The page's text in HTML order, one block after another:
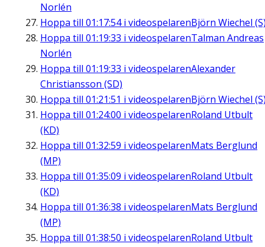
Norlén
Hoppa till 01:17:54i videospelarenBjörn Wiechel
Hoppa till 01:19:33 i videospelarenTalman Andreas
Norlén
Hoppa till 01:19:33 i videospelarenAlexander
Christiansson (SD)
Hoppa till 01:21:51 i videospelarenBjörn Wiechel
Hoppa till 01:24:00 i videospelarenRoland Utbult
(KD)
Hoppa till 01:32:59 i videospelarenMats Berglund
(MP)
Hoppa till 01:35:09 i videospelarenRoland Utbult
(KD)
Hoppa till 01:36:38 i videospelarenMats Berglund
(MP)
Hoppa till 01:38:50 i videospelarenRoland Utbult